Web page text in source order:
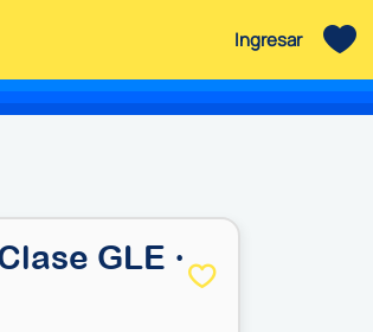
Ingresar
GLE ·